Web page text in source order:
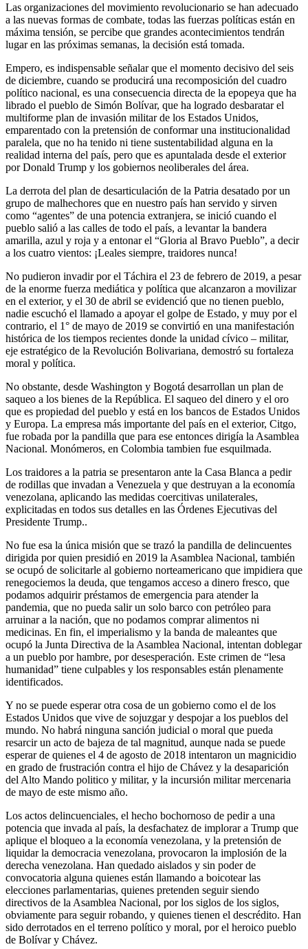
Las organizaciones del movimiento revolucionario se han adecuado
a las nuevas formas de combate, todas las fuerzas políticas están en
máxima tensión, se percibe que grandes acontecimientos tendrán
lugar en las próximas semanas, la decisión está tomada.
Empero, es indispensable señalar que el momento decisivo del seis
de diciembre, cuando se producirá una recomposición del cuadro
político nacional, es una consecuencia directa de la epopeya que ha
librado el pueblo de Simón Bolívar, que ha logrado desbaratar el
multiforme plan de invasión militar de los Estados Unidos,
emparentado con la pretensión de conformar una institucionalidad
paralela, que no ha tenido ni tiene sustentabilidad alguna en la
realidad interna del país, pero que es apuntalada desde el exterior
por Donald Trump y los gobiernos neoliberales del área.
La derrota del plan de desarticulación de la Patria desatado por un
grupo de malhechores que en nuestro país han servido y sirven
como “agentes” de una potencia extranjera, se inició cuando el
pueblo salió a las calles de todo el país, a levantar la bandera
amarilla, azul y roja y a entonar el “Gloria al Bravo Pueblo”, a decir
a los cuatro vientos: ¡Leales siempre, traidores nunca!
No pudieron invadir por el Táchira el 23 de febrero de 2019, a pesar
de la enorme fuerza mediática y política que alcanzaron a movilizar
en el exterior, y el 30 de abril se evidenció que no tienen pueblo,
nadie escuchó el llamado a apoyar el golpe de Estado, y muy por el
contrario, el 1° de mayo de 2019 se convirtió en una manifestación
histórica de los tiempos recientes donde la unidad cívico – militar,
eje estratégico de la Revolución Bolivariana, demostró su fortaleza
moral y política.
No obstante, desde Washington y Bogotá desarrollan un plan de
saqueo a los bienes de la República. El saqueo del dinero y el oro
que es propiedad del pueblo y está en los bancos de Estados Unidos
y Europa. La empresa más importante del país en el exterior, Citgo,
fue robada por la pandilla que para ese entonces dirigía la Asamblea
Nacional. Monómeros, en Colombia tambien fue esquilmada.
Los traidores a la patria se presentaron ante la Casa Blanca a pedir
de rodillas que invadan a Venezuela y que destruyan a la economía
venezolana, aplicando las medidas coercitivas unilaterales,
explicitadas en todos sus detalles en las Órdenes Ejecutivas del
Presidente Trump..
No fue esa la única misión que se trazó la pandilla de delincuentes
dirigida por quien presidió en 2019 la Asamblea Nacional, también
se ocupó de solicitarle al gobierno norteamericano que impidiera que
renegociemos la deuda, que tengamos acceso a dinero fresco, que
podamos adquirir préstamos de emergencia para atender la
pandemia, que no pueda salir un solo barco con petróleo para
arruinar a la nación, que no podamos comprar alimentos ni
medicinas. En fin, el imperialismo y la banda de maleantes que
ocupó la Junta Directiva de la Asamblea Nacional, intentan doblegar
a un pueblo por hambre, por desesperación. Este crimen de “lesa
humanidad” tiene culpables y los responsables están plenamente
identificados.
Y no se puede esperar otra cosa de un gobierno como el de los
Estados Unidos que vive de sojuzgar y despojar a los pueblos del
mundo. No habrá ninguna sanción judicial o moral que pueda
resarcir un acto de bajeza de tal magnitud, aunque nada se puede
esperar de quienes el 4 de agosto de 2018 intentaron un magnicidio
en grado de frustración contra el hijo de Chávez y la desaparición
del Alto Mando politico y militar, y la incursión militar mercenaria
de mayo de este mismo año.
Los actos delincuenciales, el hecho bochornoso de pedir a una
potencia que invada al país, la desfachatez de implorar a Trump que
aplique el bloqueo a la economía venezolana, y la pretensión de
liquidar la democracia venezolana, provocaron la implosión de la
derecha venezolana. Han quedado aislados y sin poder de
convocatoria alguna quienes están llamando a boicotear las
elecciones parlamentarias, quienes pretenden seguir siendo
directivos de la Asamblea Nacional, por los siglos de los siglos,
obviamente para seguir robando, y quienes tienen el descrédito. Han
sido derrotados en el terreno político y moral, por el heroico pueblo
de Bolívar y Chávez.